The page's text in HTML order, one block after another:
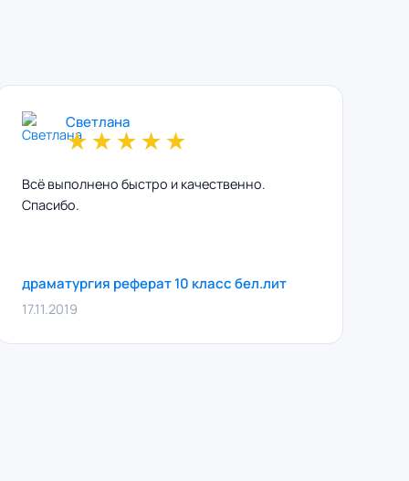
Светлана
★★★★★
Всё выполнено быстро и качественно.
Спасибо.
драматургия реферат 10 класс бел.лит
17.11.2019